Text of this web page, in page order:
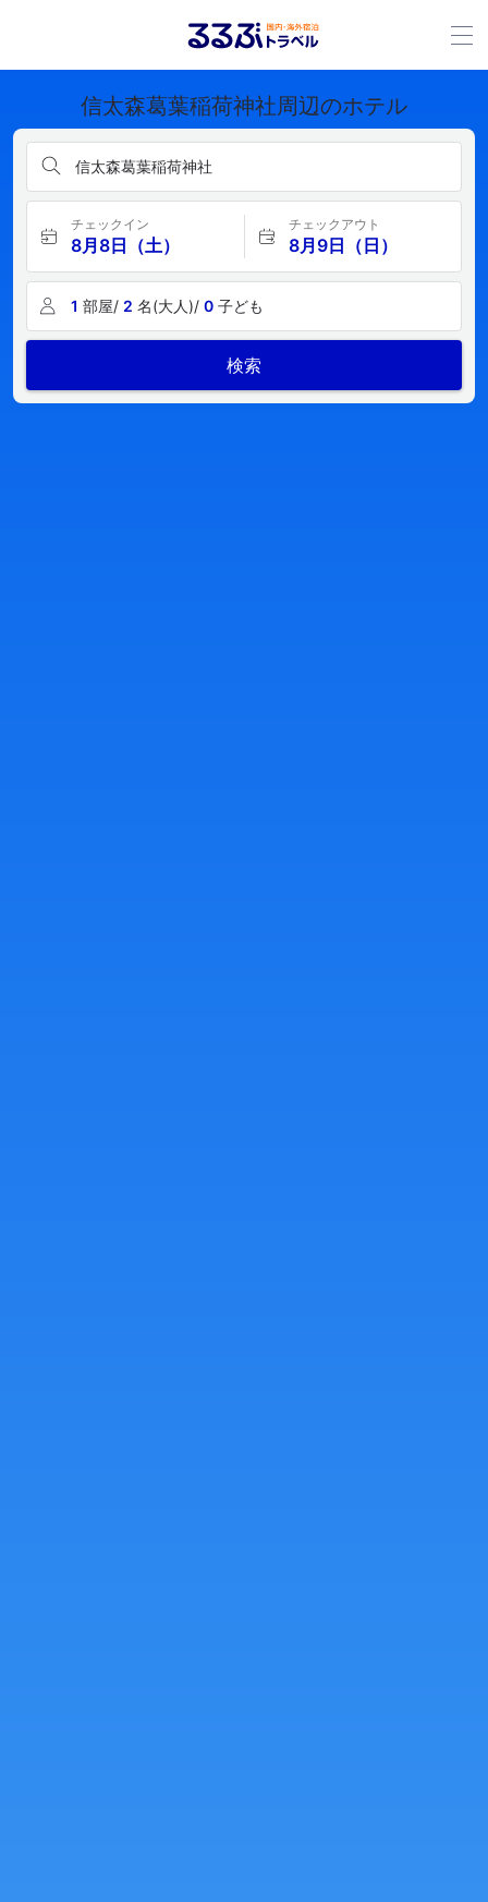
信太森葛葉稲荷神社周辺のホテル
信太森葛葉稲荷神社
チェックイン
8月8日（土）
チェックアウト
8月9日（日）
1 部屋/ 2 名(大人)/ 0 子ども
検索